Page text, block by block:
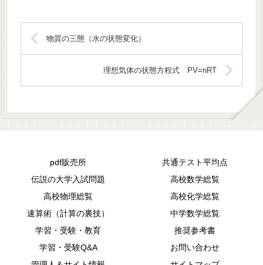
物質の三態（水の状態変化）
理想気体の状態方程式 PV=nRT
pdf販売所
共通テスト平均点
伝説の大学入試問題
高校数学総覧
高校物理総覧
高校化学総覧
速算術（計算の裏技）
中学数学総覧
学習・受験・教育
推奨参考書
学習・受験Q&A
お問い合わせ